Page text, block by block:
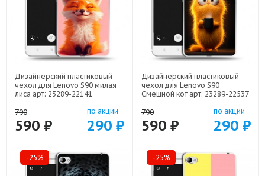
Дизайнерский пластиковый
чехол для Lenovo S90 милая
лиса арт: 23289-22141
790
590 ₽
по акции
290 ₽
Дизайнерский пластиковый
чехол для Lenovo S90
Смешной кот арт: 23289-22537
790
590 ₽
по акции
290 ₽
-25% -25%